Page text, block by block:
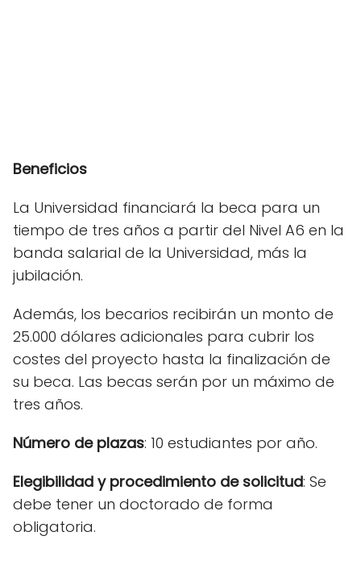
Beneficios
La Universidad financiará la beca para un
tiempo de tres años a partir del Nivel A6 en la
banda salarial de la Universidad, más la
jubilación.
Además, los becarios recibirán un monto de
25.000 dólares adicionales para cubrir los
costes del proyecto hasta la finalización de
su beca. Las becas serán por un máximo de
tres años.
Número de plazas: 10 estudiantes por año.
Elegibilidad y procedimiento de solicitud: Se
debe tener un doctorado de forma
obligatoria.